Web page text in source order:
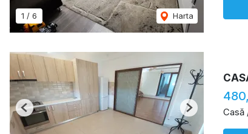
1 / 6 Harta
Previous Next Casă